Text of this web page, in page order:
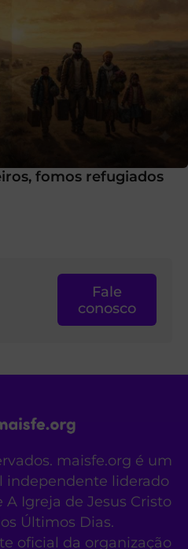
fomos refugiados
Fale
conosco
maisfe.org é um
independente liderado
Igreja de Jesus Cristo
Últimos Dias.
oficial da organização